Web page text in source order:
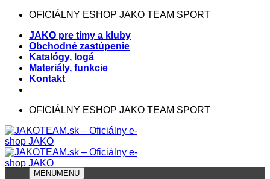
Skip
content
OFICIÁLNY ESHOP JAKO TEAM SPORT
JAKO pre tímy a kluby
Obchodné zastúpenie
Katalógy, logá
Materiály, funkcie
Kontakt
OFICIÁLNY ESHOP JAKO TEAM SPORT
MENUMENU